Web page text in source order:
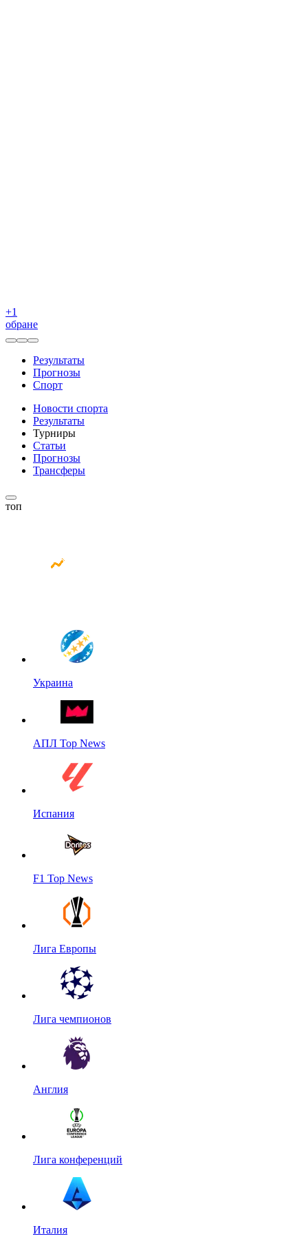
+1
обране
Результаты
Прогнозы
Спорт
Новости спорта
Результаты
Турниры
Статьи
Прогнозы
Трансферы
топ
Украина
АПЛ Top News
Испания
F1 Top News
Лига Европы
Лига чемпионов
Англия
Лига конференций
Италия